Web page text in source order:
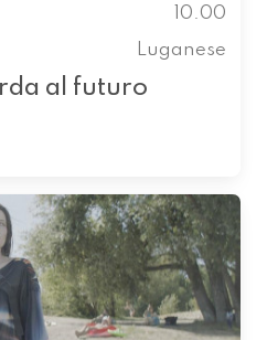
10.00
Luganese
al futuro